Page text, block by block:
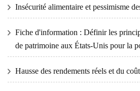
Insécurité alimentaire et pessimisme
Fiche d'information : Définir les
de patrimoine aux États-Unis pour la
Hausse des rendements réels et du